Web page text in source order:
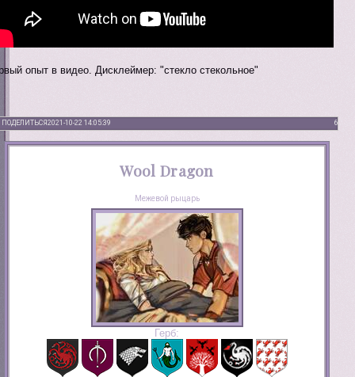
опыт в видео. Дисклеймер: "стекло стекольное"
ПОДЕЛИТЬСЯ 6
2021-10-22 14:05:39
Wool Dragon
Межевой рыцарь
Герб: